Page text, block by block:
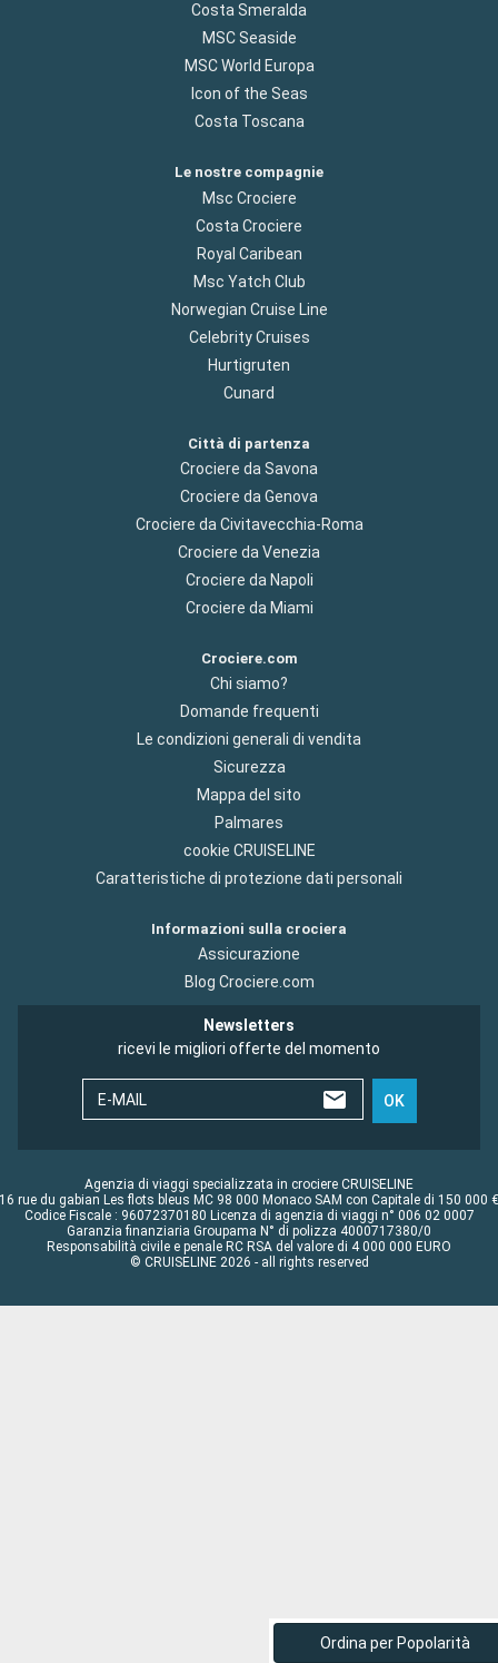
Ordina per Popolarità
Costa Smeralda
MSC Seaside
MSC World Europa
Icon of the Seas
Costa Toscana
Le nostre compagnie
Msc Crociere
Costa Crociere
Royal Caribean
Msc Yatch Club
Norwegian Cruise Line
Celebrity Cruises
Hurtigruten
Cunard
Città di partenza
Crociere da Savona
Crociere da Genova
Crociere da Civitavecchia-Roma
Crociere da Venezia
Crociere da Napoli
Crociere da Miami
Crociere.com
Chi siamo?
Domande frequenti
Le condizioni generali di vendita
Sicurezza
Mappa del sito
Palmares
cookie CRUISELINE
Caratteristiche di protezione dati personali
Informazioni sulla crociera
Assicurazione
Blog Crociere.com
Newsletters
ricevi le migliori offerte del momento
E-MAIL OK
Agenzia di viaggi specializzata in crociere CRUISELINE
16 rue du gabian Les flots bleus MC 98 000 Monaco SAM con Capitale di 150 000 €
Codice Fiscale : 96072370180 Licenza di agenzia di viaggi n° 006 02 0007
Garanzia finanziaria Groupama N° di polizza 4000717380/0
Responsabilità civile e penale RC RSA del valore di 4 000 000 EURO
© CRUISELINE 2026 - all rights reserved